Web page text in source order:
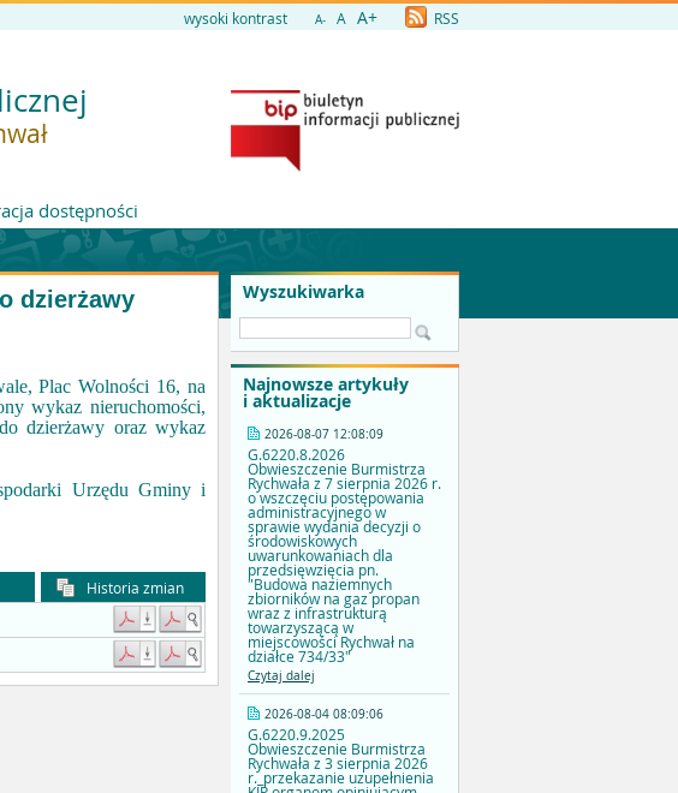
wysoki kontrast A- A A+ RSS
dostępności
Wyszukiwarka
Najnowsze artykuły
i aktualizacje
2026-08-07 12:08:09
G.6220.8.2026
Obwieszczenie Burmistrza
Rychwała z 7 sierpnia 2026 r.
o wszczęciu postępowania
administracyjnego w
sprawie wydania decyzji o
środowiskowych
uwarunkowaniach dla
przedsięwzięcia pn.
"Budowa naziemnych
zbiorników na gaz propan
wraz z infrastrukturą
towarzyszącą w
miejscowości Rychwał na
działce 734/33"
Czytaj dalej
2026-08-04 08:09:06
G.6220.9.2025
Obwieszczenie Burmistrza
Rychwała z 3 sierpnia 2026
r._przekazanie uzupełnienia
dzierżawy
Plac Wolności 16, na
wykaz nieruchomości,
dzierżawy oraz wykaz
Urzędu Gminy i
Historia zmian